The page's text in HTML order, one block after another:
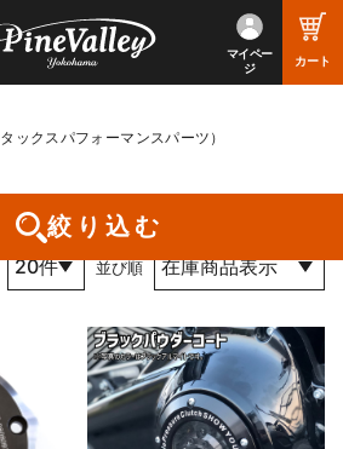
マイペー
ジ
カート
ックスパフォーマンスパーツ）
絞り込む
ージ
並び順